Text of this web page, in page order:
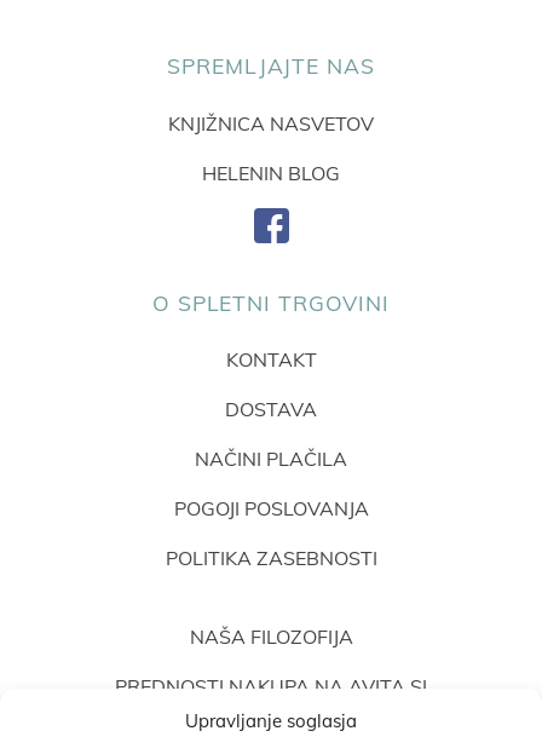
Upravljanje soglasja
SPREMLJAJTE NAS
KNJIŽNICA NASVETOV
HELENIN BLOG
O SPLETNI TRGOVINI
KONTAKT
DOSTAVA
NAČINI PLAČILA
POGOJI POSLOVANJA
POLITIKA ZASEBNOSTI
NAŠA FILOZOFIJA
PREDNOSTI NAKUPA NA AVITA.SI
MNENJA STRANK